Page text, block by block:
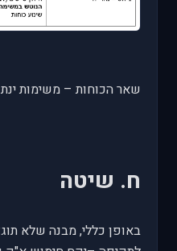
שאר הכוחות – משימות
ח. שיטה
באופן כללי, מבנה שלא